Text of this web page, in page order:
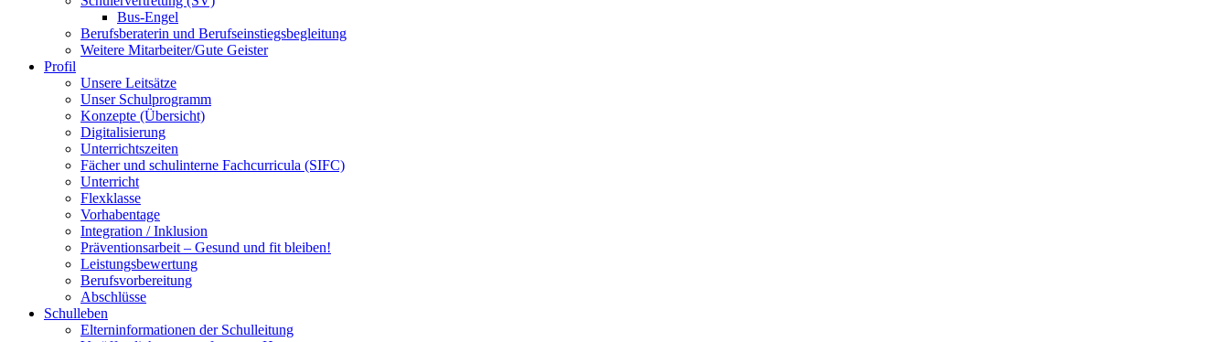
Bus-Engel
Berufsberaterin und Berufseinstiegsbegleitung
Weitere Mitarbeiter/Gute Geister
Profil
Unsere Leitsätze
Unser Schulprogramm
Konzepte (Übersicht)
Digitalisierung
Unterrichtszeiten
Fächer und schulinterne Fachcurricula (SIFC)
Unterricht
Flexklasse
Vorhabentage
Integration / Inklusion
Präventionsarbeit – Gesund und fit bleiben!
Leistungsbewertung
Berufsvorbereitung
Abschlüsse
Schulleben
Elterninformationen der Schulleitung